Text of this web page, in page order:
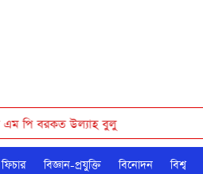
বরকত উল্যাহ বুলু
ফিচার বিজ্ঞান-প্রযুক্তি বিনোদন বিশ্ব